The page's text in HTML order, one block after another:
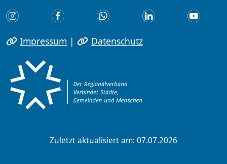
Impressum | Datenschutz
Zuletzt aktualisiert am: 07.07.2026